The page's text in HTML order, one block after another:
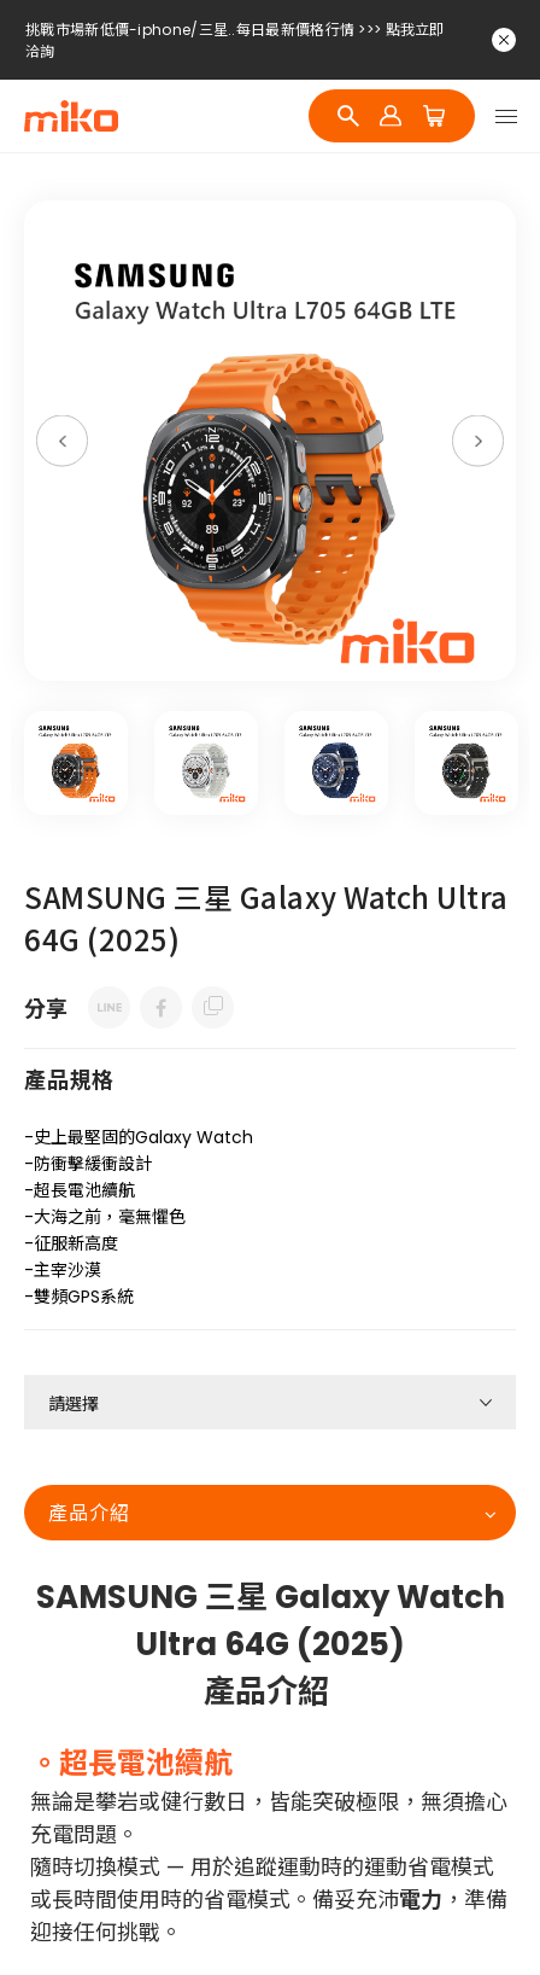
挑戰市場新低價-iphone/三星..每日最新價格行情 >>> 點我立即
洽詢
挑戰市場新低價-iphone/三星..每日最新價格行情 >>> 點我立即
洽詢
挑戰市場新低價-iphone/三星..每日最新價格行情 >>> 點我立即
SAMSUNG 三星 Galaxy Watch Ultra
64G (2025)
分享
產品規格
-史上最堅固的Galaxy Watch
-防衝擊緩衝設計
-超長電池續航
-大海之前，毫無懼色
-征服新高度
-主宰沙漠
-雙頻GPS系統
產品介紹
SAMSUNG 三星 Galaxy Watch
Ultra 64G (2025)
產品介紹
。 超長電池續航
無論是攀岩或健行數日，皆能突破極限，無須擔心
充電問題。
隨時切換模式 — 用於追蹤運動時的運動省電模式
或長時間使用時的省電模式。備妥充沛電力 ，準備
迎接任何挑戰。